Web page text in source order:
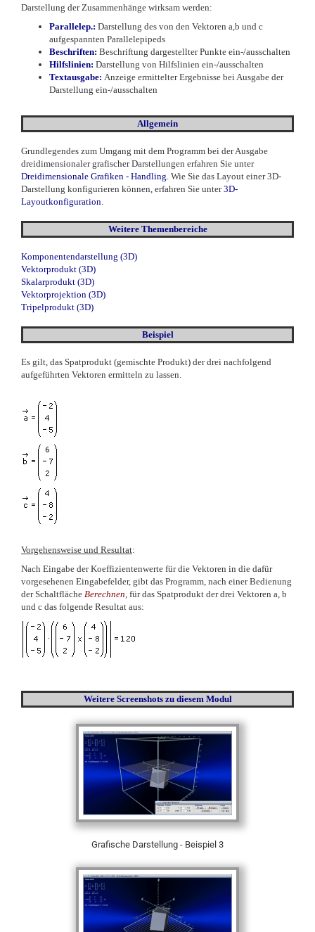
Darstellung der Zusammenhänge wirksam werden:
Parallelep.: Darstellung des von den Vektoren a,b und c
aufgespannten Parallelepipeds
Beschriften: Beschriftung dargestellter Punkte ein-/ausschalten
Hilfslinien: Darstellung von Hilfslinien ein-/ausschalten
Textausgabe: Anzeige ermittelter Ergebnisse bei Ausgabe der
Darstellung ein-/ausschalten
Allgemein
Grundlegendes zum Umgang mit dem Programm bei der Ausgabe
dreidimensionaler grafischer Darstellungen erfahren Sie unter
Dreidimensionale Grafiken - Handling. Wie Sie das Layout einer 3D-
Darstellung konfigurieren können, erfahren Sie unter3D-
Layoutkonfiguration.
Weitere Themenbereiche
Komponentendarstellung (3D)
Vektorprodukt (3D)
Skalarprodukt (3D)
Vektorprojektion (3D)
Tripelprodukt (3D)
Beispiel
Es gilt, das Spatprodukt (gemischte Produkt) der drei nachfolgend
aufgeführten Vektoren ermitteln zu lassen.
Vorgehensweise und Resultat:
Nach Eingabe der Koeffizientenwerte für die Vektoren in die dafür
vorgesehenen Eingabefelder, gibt das Programm, nach einer Bedienung
der Schaltfläche Berechnen, für das Spatprodukt der drei Vektoren a, b
und c das folgende Resultat aus:
Weitere Screenshots zu diesem Modul
Grafische Darstellung - Beispiel 3